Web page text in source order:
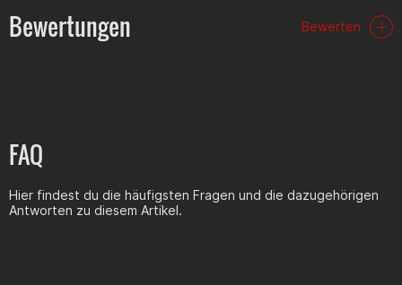
Bewertungen Bewerten
FAQ
Hier findest du die häufigsten Fragen und die dazugehörigen
Antworten zu diesem Artikel.